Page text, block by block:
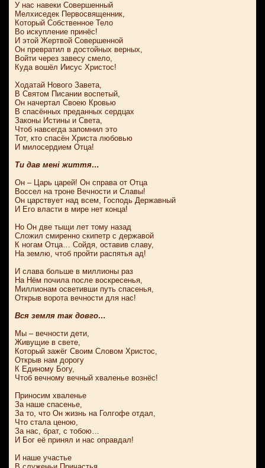
У нас навеки Совершенный
Мелхиседек Первосвященник,
Который Собственное Тело
Во искупление принёс!
И этой Жертвой Совершенной
Он превратил в достойных верных,
Войти через завесу смело,
Куда вошёл Иисус Христос!
Ходатай Нового Завета,
В Святом Писании воспетый,
Он начертал Своею Кровью
В спасённых преданных сердцах
Законы Истины и Света,
Чтоб навсегда запомнил это
Тот, кто спасён Христа любовью
И милосердием Отца!
Ти дав мені життя…
Он – Царь царей! Он справа от Отца
Воссел на троне Вечности и Славы!
Он царствует над всем, Господь Державный
И Его власти в мире нет конца!
Но Он две тыщи лет тому назад
Сложил смиренно скипетр с державой
К ногам Отца… Сойдя, оставив славу,
На землю, чтоб пройти распятья ад!
И слава больше в миллионы раз
На Нём почила после воскресенья,
Миллионам осветивши путь спасенья,
Открыв ворота вечности для нас!
Вся земля так довго…
Мы – вечности дети,
Живущие в свете,
Который зажёг Своим Словом Христос,
Открыв нам дорогу
К Единому Богу,
Чтоб вечному вечный хваленье вознёс!
Приносим хваленье
За наше спасенье,
За то, что Он жизнь на Голгофе отдал,
Что стала ценою,
За нас, брат, с тобою…
И Бог её принял и нас оправдал!
И наше участье